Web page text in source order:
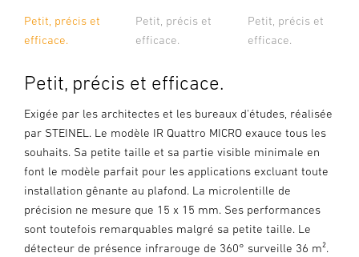
Petit, précis et
efficace.
Petit, précis et
efficace.
Petit, précis et
efficace.
Petit, précis et efficace.
Exigée par les architectes et les bureaux d'études, réalisée
par STEINEL. Le modèle IR Quattro MICRO exauce tous les
souhaits. Sa petite taille et sa partie visible minimale en
font le modèle parfait pour les applications excluant toute
installation gênante au plafond. La microlentille de
précision ne mesure que 15 x 15 mm. Ses performances
sont toutefois remarquables malgré sa petite taille. Le
détecteur de présence infrarouge de 360° surveille 36 m².